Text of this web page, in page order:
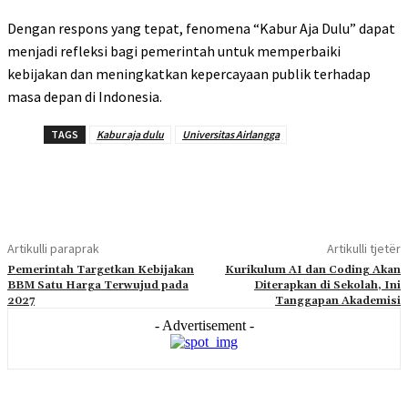
Dengan respons yang tepat, fenomena “Kabur Aja Dulu” dapat
menjadi refleksi bagi pemerintah untuk memperbaiki
kebijakan dan meningkatkan kepercayaan publik terhadap
masa depan di Indonesia.
TAGS Kabur aja dulu Universitas Airlangga
Artikulli paraprak
Pemerintah Targetkan Kebijakan
BBM Satu Harga Terwujud pada
2027
Artikulli tjetër
Kurikulum AI dan Coding Akan
Diterapkan di Sekolah, Ini
Tanggapan Akademisi
- Advertisement -